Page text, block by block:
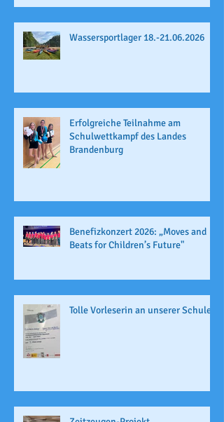
Wassersportlager 18.-21.06.2026
Erfolgreiche Teilnahme am
Schulwettkampf des Landes
Brandenburg
Benefizkonzert 2026: „Moves and
Beats for Children’s Future"
Tolle Vorleserin an unserer Schule